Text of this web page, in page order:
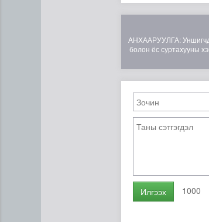
АНХААРУУЛГА:
болон ёс суртахууны
Илгээх 1000